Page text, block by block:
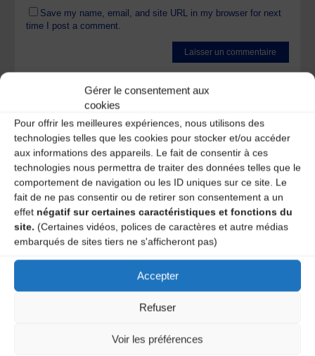
Gérer le consentement aux
cookies
Pour offrir les meilleures expériences, nous utilisons des
technologies telles que les cookies pour stocker et/ou accéder
aux informations des appareils. Le fait de consentir à ces
technologies nous permettra de traiter des données telles que le
comportement de navigation ou les ID uniques sur ce site. Le
fait de ne pas consentir ou de retirer son consentement a un
effet négatif sur certaines caractéristiques et fonctions du
site. (Certaines vidéos, polices de caractères et autre médias
embarqués de sites tiers ne s'afficheront pas)
Accepter
Refuser
Voir les préférences
Save my name, email, and site URL in my browser for next
time I post a comment.
savoir plus sur la façon dont les données de vos
commentaires sont traitées